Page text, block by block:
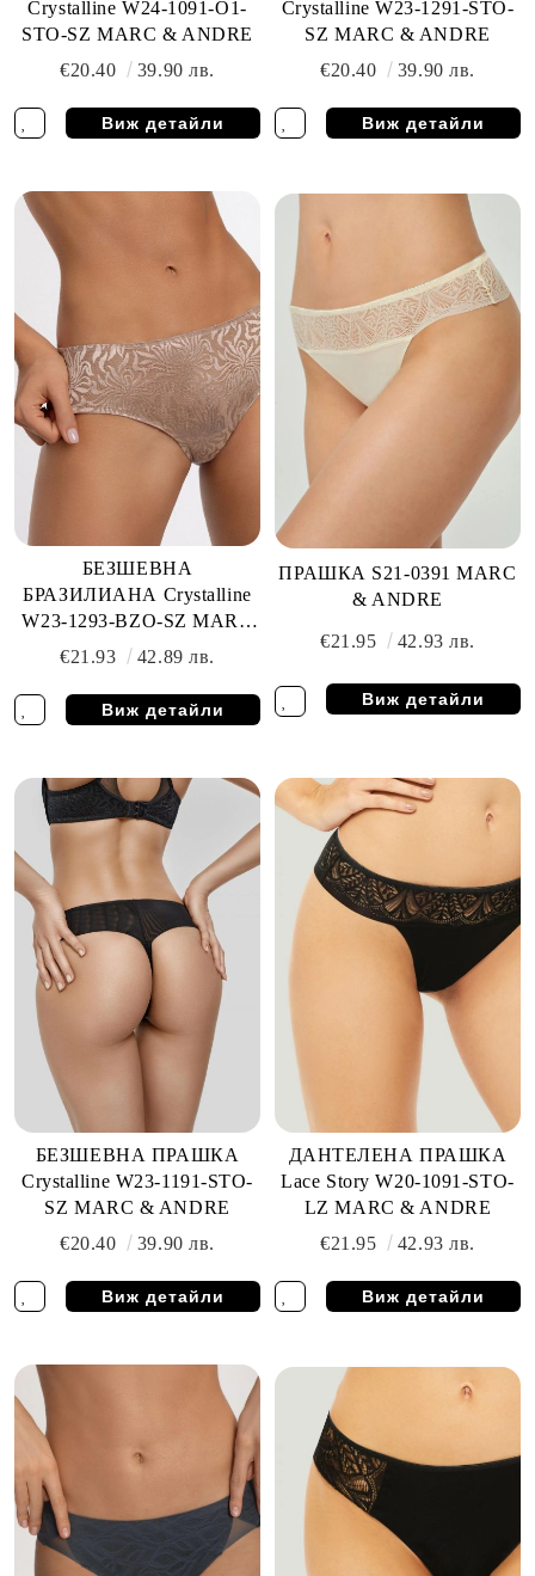
Crystalline W24-1091-O1-
STO-SZ MARC & ANDRE
€20.40
39.90 лв.
Виж детайли
Crystalline W23-1291-STO-
SZ MARC & ANDRE
€20.40
39.90 лв.
Виж детайли
БЕЗШЕВНА
БРАЗИЛИАНА Crystalline
W23-1293-BZO-SZ MARC
& ANDRE
€21.93 42.89 лв.
Виж детайли
ПРАШКА S21-0391 MARC
& ANDRE
€21.95 42.93 лв.
Виж детайли
БЕЗШЕВНА ПРАШКА
Crystalline W23-1191-STO-
SZ MARC & ANDRE
€20.40
39.90 лв.
Виж детайли
ДАНТЕЛЕНА ПРАШКА
Lace Story W20-1091-STO-
LZ MARC & ANDRE
€21.95
42.93 лв.
Виж детайли